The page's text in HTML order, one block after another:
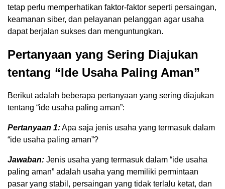
tetap perlu memperhatikan faktor-faktor seperti persaingan,
keamanan siber, dan pelayanan pelanggan agar usaha
dapat berjalan sukses dan menguntungkan.
Pertanyaan yang Sering Diajukan
tentang “Ide Usaha Paling Aman”
Berikut adalah beberapa pertanyaan yang sering diajukan
tentang “ide usaha paling aman”:
Pertanyaan 1:Apa saja jenis usaha yang termasuk dalam
“ide usaha paling aman”?
Jawaban: Jenis usaha yang termasuk dalam “ide usaha
paling aman” adalah usaha yang memiliki permintaan
pasar yang stabil, persaingan yang tidak terlalu ketat, dan